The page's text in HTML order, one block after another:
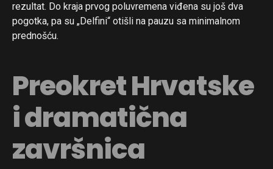
rezultat. Do kraja prvog poluvremena viđena su još dva
pogotka, pa su „Delfini“ otišli na pauzu sa minimalnom
prednošću.
Preokret Hrvatske
i dramatična
završnica